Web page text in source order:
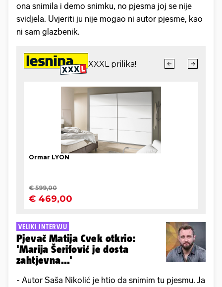
ona snimila i demo snimku, no pjesma joj se nije
svidjela. Uvjeriti ju nije mogao ni autor pjesme, kao
ni sam glazbenik.
VELIKI INTERVJU
Pjevač Matija Cvek otkrio:
'Marija Šerifović je dosta
zahtjevna...'
- Autor Saša Nikolić je htio da snimim tu pjesmu. Ja